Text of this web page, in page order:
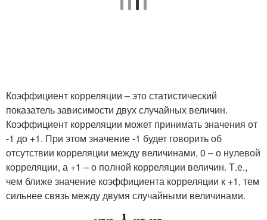
Коэффициент корреляции – это статистический
показатель зависимости двух случайных величин.
Коэффициент корреляции может принимать значения от
-1 до +1. При этом значение -1 будет говорить об
отсутствии корреляции между величинами, 0 – о нулевой
корреляции, а +1 – о полной корреляции величин. Т.е.,
чем ближе значение коэффициента корреляции к +1, тем
сильнее связь между двумя случайными величинами.